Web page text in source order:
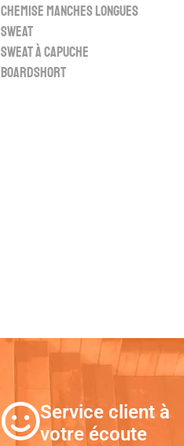
Chemise manches longues
Sweat
Sweat à capuche
Boardshort
Service client à
votre écoute